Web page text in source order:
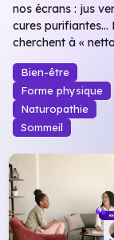
nos écrans : jus
cures purifiantes…
cherchent à «
Bien-être
Forme physique
Naturopathie
Sommeil